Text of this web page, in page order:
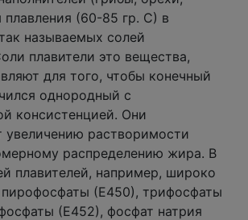
плавления (60-85 гр. С) в
называемых солей
плавители это вещества,
для того, чтобы конечный
однородный с
консистенцией. Они
увеличению растворимости
распределению жира. В
плавителей, например, широко
(Е450), трифосфаты
(Е452), фосфат натрия